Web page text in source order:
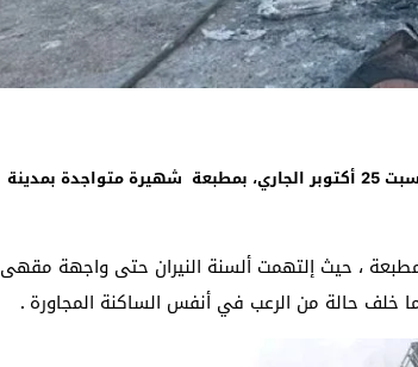
كريم باجو -تاونات:”تاونات نت”/ – إندلع حريق صباح يومه السبت 25 أكتوبر الجاري، بمطبعة شهيرة متواجدة بمدينة
، حيث إلتهمت ألسنة النيران حتى واجهة مقهى
خلف حالة من الرعب في أنفس الساكنة المجاورة .